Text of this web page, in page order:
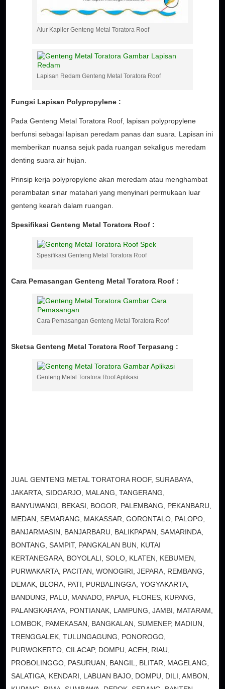
Alur Kapiler Genteng Metal Toratora Roof
Lapisan Redam Genteng Metal Toratora Roof
Fungsi Lapisan Polypropylene :
Pada Genteng Metal Toratora Roof, lapisan polypropylene
berfunsi sebagai lapisan peredam panas dan suara. Lapisan ini
memberikan nuansa sejuk pada ruangan sekaligus meredam
denting suara air hujan.
Prinsip kerja polypropylene akan meredam atau menghambat
perambatan sinar matahari yang menyinari permukaan luar
genteng kearah dalam ruangan.
Spesifikasi Genteng Metal Toratora Roof :
Spesifikasi Genteng Metal Toratora Roof
Cara Pemasangan Genteng Metal Toratora Roof :
Cara Pemasangan Genteng Metal Toratora Roof
Sketsa Genteng Metal Toratora Roof Terpasang :
Genteng Metal Toratora Roof Aplikasi
JUAL GENTENG METAL TORATORA ROOF, SURABAYA,
JAKARTA, SIDOARJO, MALANG, TANGERANG,
BANYUWANGI, BEKASI, BOGOR, PALEMBANG, PEKANBARU,
MEDAN, SEMARANG, MAKASSAR, GORONTALO, PALOPO,
BANJARMASIN, BANJARBARU, BALIKPAPAN, SAMARINDA,
BONTANG, SAMPIT, PANGKALAN BUN, KUTAI
KERTANEGARA, BOYOLALI, SOLO, KLATEN, KEBUMEN,
PURWAKARTA, PACITAN, WONOGIRI, JEPARA, REMBANG,
DEMAK, BLORA, PATI, PURBALINGGA, YOGYAKARTA,
BANDUNG, PALU, MANADO, PAPUA, FLORES, KUPANG,
PALANGKARAYA, PONTIANAK, LAMPUNG, JAMBI, MATARAM,
LOMBOK, PAMEKASAN, BANGKALAN, SUMENEP, MADIUN,
TRENGGALEK, TULUNGAGUNG, PONOROGO,
PURWOKERTO, CILACAP, DOMPU, ACEH, RIAU,
PROBOLINGGO, PASURUAN, BANGIL, BLITAR, MAGELANG,
SALATIGA, KENDARI, LABUAN BAJO, DOMPU, DILI, AMBON,